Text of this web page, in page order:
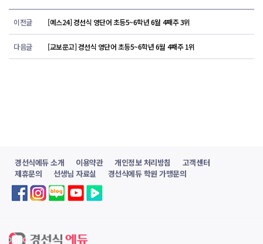
이전글 [예스24] 경선식 영단어 초등5~6학년 6월 4째주 3위
다음글 [교보문고] 경선식 영단어 초등5~6학년 6월 4째주 1위
경선식에듀 소개 이용약관 개인정보 처리방침
고객센터
제휴문의
선생님 자료실 경선식에듀 학원 가맹문의